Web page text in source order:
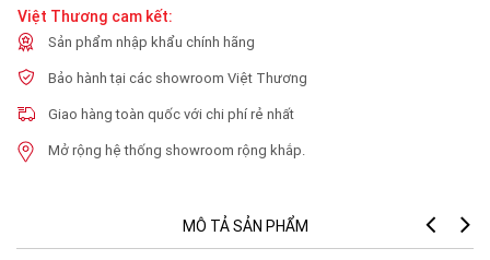
Việt Thương cam kết:
Sản phẩm nhập khẩu chính hãng
Bảo hành tại các showroom Việt Thương
Giao hàng toàn quốc với chi phí rẻ nhất
Mở rộng hệ thống showroom rộng khắp.
MÔ TẢ SẢN PHẨM